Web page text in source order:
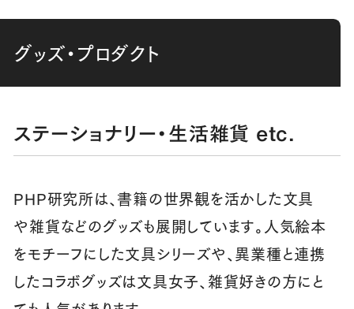
グッズ・プロダクト
ステーショナリー・生活雑貨 etc.
PHP研究所は、書籍の世界観を活かした文具
や雑貨などのグッズも展開しています。人気絵本
をモチーフにした文具シリーズや、異業種と連携
したコラボグッズは文具女子、雑貨好きの方にと